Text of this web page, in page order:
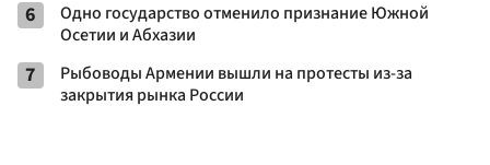
6
Одно государство отменило признание Южной
Осетии и Абхазии
7
Рыбоводы Армении вышли на протесты из-за
закрытия рынка России